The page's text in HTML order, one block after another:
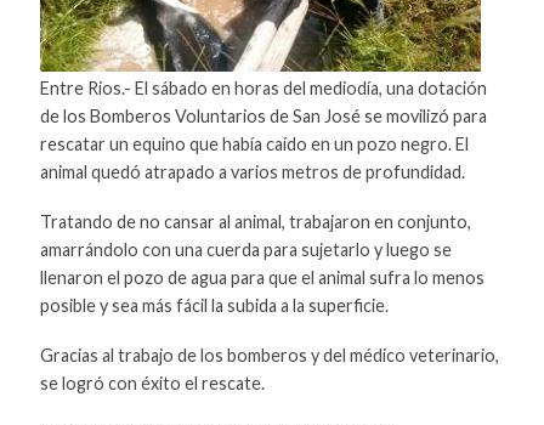
Entre Rios.- El sábado en horas del mediodía, una dotación
de los Bomberos Voluntarios de San José se movilizó para
rescatar un equino que había caído en un pozo negro. El
animal quedó atrapado a varios metros de profundidad.
Tratando de no cansar al animal, trabajaron en conjunto,
amarrándolo con una cuerda para sujetarlo y luego se
llenaron el pozo de agua para que el animal sufra lo menos
posible y sea más fácil la subida a la superficie.
Gracias al trabajo de los bomberos y del médico veterinario,
se logró con éxito el rescate.